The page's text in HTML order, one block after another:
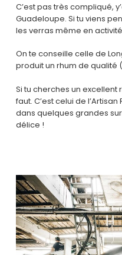
C’est pas très compliqué,
Guadeloupe. Si tu viens
les verras même en
On te conseille celle de
produit un rhum de qualité
Si tu cherches un excellent
faut. C’est celui de
dans quelques grandes
délice !